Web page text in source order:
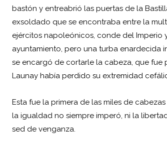
bastón y entreabrió las puertas de la
exsoldado que se encontraba entre la
ejércitos napoleónicos, conde del Imperio
ayuntamiento, pero una turba enardecida
se encargó de cortarle la cabeza, que fue
Launay había perdido su extremidad
Esta fue la primera de las miles de
la igualdad no siempre imperó, ni la
sed de venganza.